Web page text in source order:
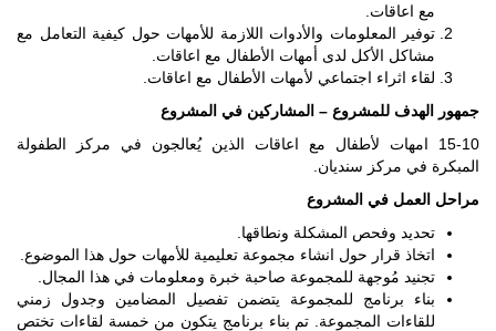
مع اعاقات.
توفير المعلومات والأدوات اللازمة للأمهات حول كيفية التعامل مع
مشاكل الأكل لدى أمهات الأطفال مع اعاقات.
لقاء اثراء اجتماعي لأمهات الأطفال مع اعاقات.
جمهور الهدف للمشروع – المشاركين في المشروع
15-10 امهات لأطفال مع اعاقات الذين يُعالجون في مركز الطفولة
المبكرة في مركز سنديان.
مراحل العمل في المشروع
تحديد وفحص المشكلة ونطاقها.
اتخاذ قرار حول انشاء مجموعة تعليمية للأمهات حول هذا الموضوع.
تجنيد مُوجهة للمجموعة صاحبة خبرة ومعلومات في هذا المجال.
بناء برنامج للمجموعة يتضمن تفصيل المضامين وجدول زمني
للقاءات المجموعة. تم بناء برنامج يتكون من خمسة لقاءات تختص